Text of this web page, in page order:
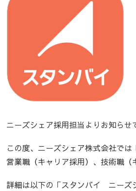
ニーズシェア採用担当よりお知らせ
この度、ニーズシェア株式会社では
営業職（キャリア採用）、技術職（
詳細は以下の「スタンバイ ニーズ